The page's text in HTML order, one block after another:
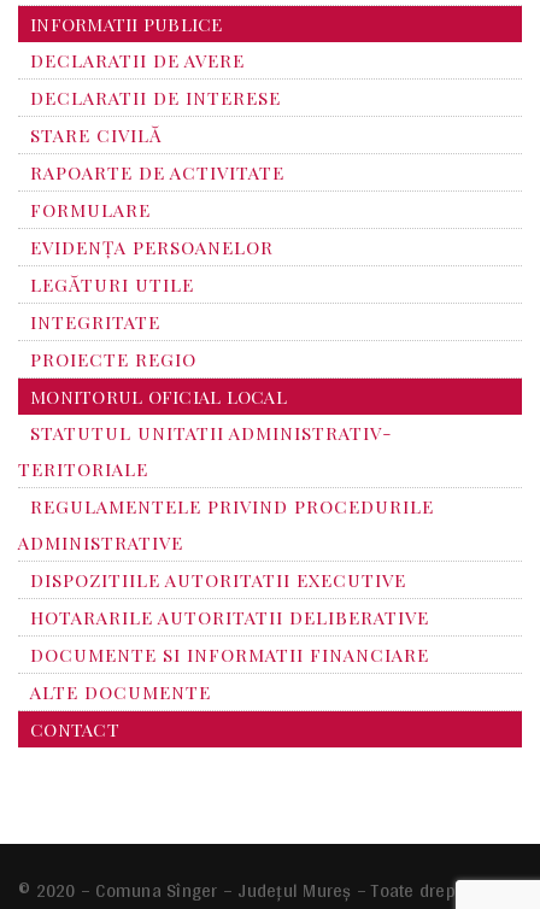
INFORMATII PUBLICE
DECLARATII DE AVERE
DECLARATII DE INTERESE
STARE CIVILĂ
RAPOARTE DE ACTIVITATE
FORMULARE
EVIDENȚA PERSOANELOR
LEGĂTURI UTILE
INTEGRITATE
PROIECTE REGIO
MONITORUL OFICIAL LOCAL
STATUTUL UNITATII ADMINISTRATIV-
TERITORIALE
REGULAMENTELE PRIVIND PROCEDURILE
ADMINISTRATIVE
DISPOZITIILE AUTORITATII EXECUTIVE
HOTARARILE AUTORITATII DELIBERATIVE
DOCUMENTE SI INFORMATII FINANCIARE
ALTE DOCUMENTE
CONTACT
© 2020 – Comuna Sînger – Județul Mureș – Toate drepturile